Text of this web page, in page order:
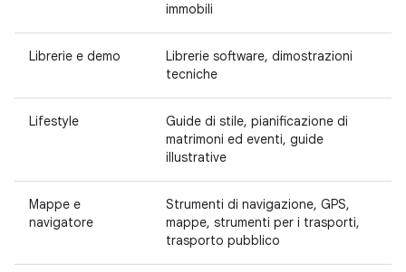
immobili
Librerie e demo
Librerie software, dimostrazioni
tecniche
Lifestyle
Guide di stile, pianificazione di
matrimoni ed eventi, guide
illustrative
Mappe e
navigatore
Strumenti di navigazione, GPS,
mappe, strumenti per i trasporti,
trasporto pubblico